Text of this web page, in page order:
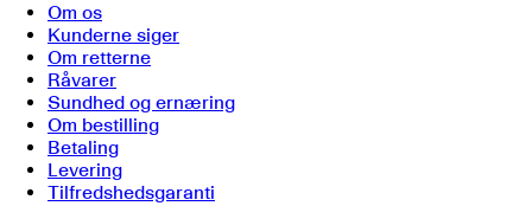
Om os
Kunderne siger
Om retterne
Råvarer
Sundhed og ernæring
Om bestilling
Betaling
Levering
Tilfredshedsgaranti